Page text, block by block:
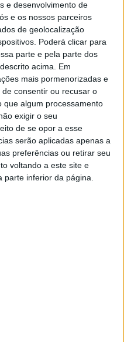
e desenvolvimento de
e os nossos parceiros
de geolocalização
Poderá clicar para
parte e pela parte dos
acima. Em
mais pormenorizadas e
consentir ou recusar o
que algum processamento
exigir o seu
de se opor a esse
serão aplicadas apenas a
preferências ou retirar seu
voltando a este site e
inferior da página.
de
que lideram o
Leia agora o
junho, na íntegra, e
de sucesso destas